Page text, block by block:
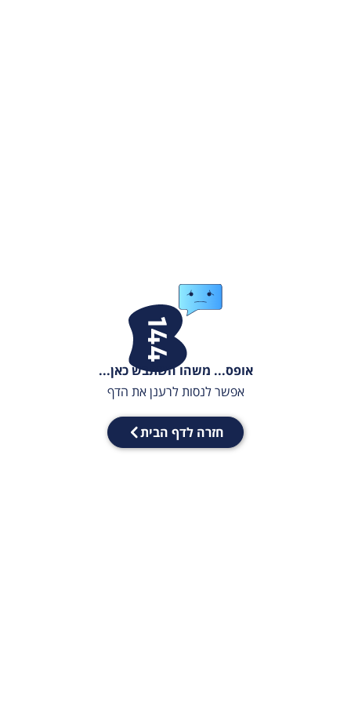
אופס... משהו השתבש כאן...
אפשר לנסות לרענן את הדף
חזרה לדף הבית